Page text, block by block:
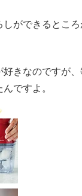
ができるとこ
きなのですが、
ですよ。